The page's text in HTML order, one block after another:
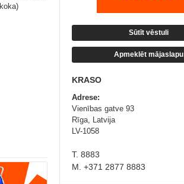
Sūtīt vēstuli
Apmeklēt mājaslapu
KRASO
Adrese:
Vienības gatve 93
Rīga, Latvija
LV-1058
T. 8883
M. +371 2877 8883